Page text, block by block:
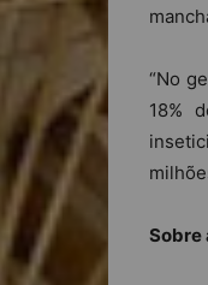
“No
18%
Sobre